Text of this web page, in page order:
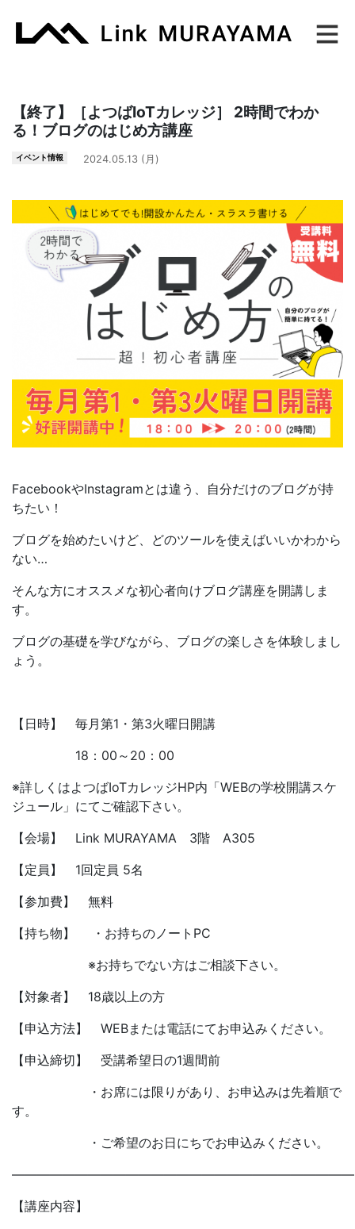
Main Navigation
【終了】［よつばIoTカレッジ］ 2時間でわか
る！ブログのはじめ方講座
イベント情報 2024.05.13 (月)
FacebookやInstagramとは違う、自分だけのブログが持
ちたい！
ブログを始めたいけど、どのツールを使えばいいかわから
ない…
そんな方にオススメな初心者向けブログ講座を開講しま
す。
ブログの基礎を学びながら、ブログの楽しさを体験しまし
ょう。
【日時】 毎月第1・第3火曜日開講
18：00～20：00
※詳しくはよつばIoTカレッジHP内「WEBの学校開講スケ
ジュール」にてご確認下さい。
【会場】 Link MURAYAMA 3階 A305
【定員】 1回定員 5名
【参加費】 無料
【持ち物】 ・お持ちのノートPC
※お持ちでない方はご相談下さい。
【対象者】 18歳以上の方
【申込方法】 WEBまたは電話にてお申込みください。
【申込締切】 受講希望日の1週間前
・お席には限りがあり、お申込みは先着順で
す。
・ご希望のお日にちでお申込みください。
―――――――――――――――――――――――――――
【講座内容】